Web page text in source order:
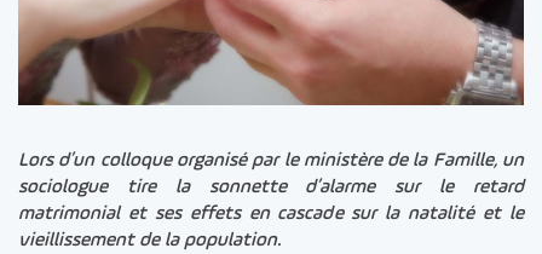
Lors d’un colloque organisé par le ministère de la Famille, un
sociologue tire la sonnette d’alarme sur le retard
matrimonial et ses effets en cascade sur la natalité et le
vieillissement de la population.